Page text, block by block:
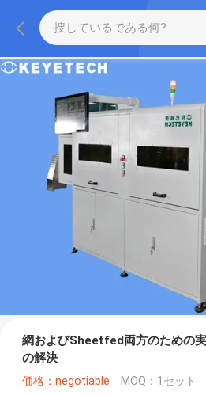
網およびSheetfed両方のための
の解決
価格：negotiable MOQ：1セット